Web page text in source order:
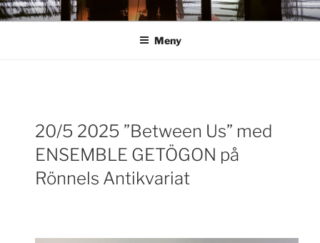
Hoppa
till
ANN ROSÉN
Meny
20/5 2025 ”Between Us” med
ENSEMBLE GETÖGON på
Rönnels Antikvariat
Inläggsnavigering